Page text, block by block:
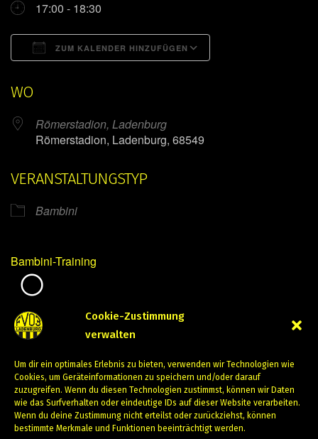
Cookie-Zustimmung
verwalten
Um dir ein optimales Erlebnis zu bieten, verwenden wir Technologien wie
Cookies, um Geräteinformationen zu speichern und/oder darauf
zuzugreifen. Wenn du diesen Technologien zustimmst, können wir Daten
wie das Surfverhalten oder eindeutige IDs auf dieser Website verarbeiten.
Wenn du deine Zustimmung nicht erteilst oder zurückziehst, können
bestimmte Merkmale und Funktionen beeinträchtigt werden.
17:00 - 18:30
ZUM KALENDER HINZUFÜGEN
WO
Römerstadion, Ladenburg
Römerstadion, Ladenburg, 68549
VERANSTALTUNGSTYP
Bambini
Bambini-Training
Januar 17, 2024
PREVIOUS